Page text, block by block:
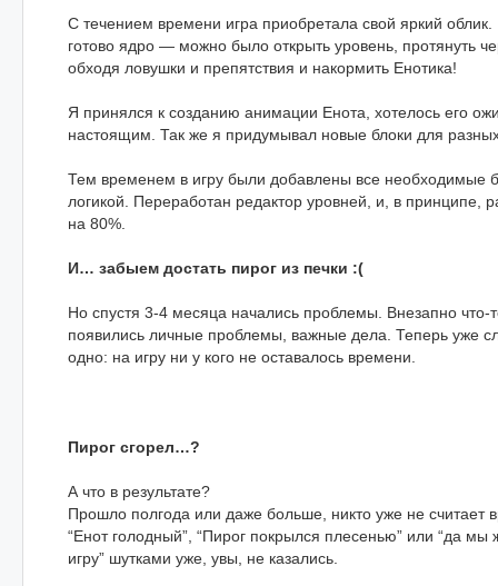
С течением времени игра приобретала свой яркий
готово ядро — можно было открыть уровень, протянуть
обходя ловушки и препятствия и накормить Енотика!
Я принялся к созданию анимации Енота, хотелось его
настоящим. Так же я придумывал новые блоки для
Тем временем в игру были добавлены все необходимые
логикой. Переработан редактор уровней, и, в принципе,
на 80%.
И… забыем достать пирог из печки :(
Но спустя 3-4 месяца начались проблемы. Внезапно что-
появились личные проблемы, важные дела. Теперь уже
одно: на игру ни у кого не оставалось времени.
Пирог сгорел…?
А что в результате?
Прошло полгода или даже больше, никто уже не считает
“Енот голодный”, “Пирог покрылся плесенью” или “да мы
игру” шутками уже, увы, не казались.